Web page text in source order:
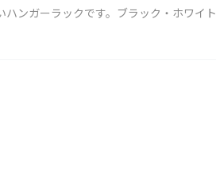
ンガーラックです。ブラック・ホワイト